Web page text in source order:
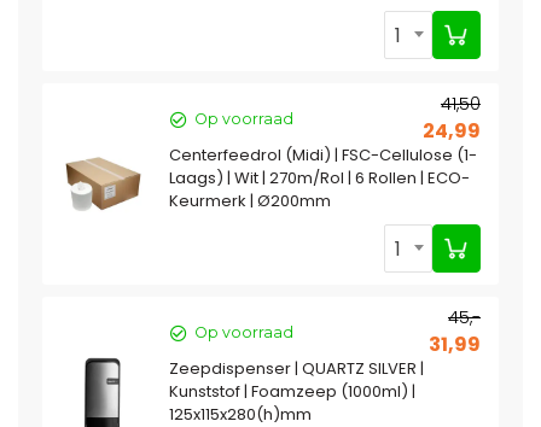
1
Op voorraad
41,50
24,99
Centerfeedrol (Midi) | FSC-Cellulose (1-
Laags) | Wit | 270m/Rol | 6 Rollen | ECO-
Keurmerk | Ø200mm
1
Op voorraad
45,-
31,99
Zeepdispenser | QUARTZ SILVER |
Kunststof | Foamzeep (1000ml) |
125x115x280(h)mm